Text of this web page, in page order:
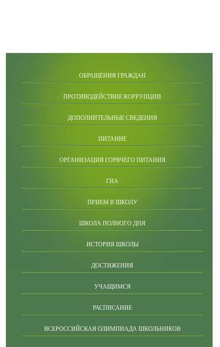
ОБРАЩЕНИЯ ГРАЖДАН
ПРОТИВОДЕЙСТВИЕ КОРРУПЦИИ
ДОПОЛНИТЕЛЬНЫЕ СВЕДЕНИЯ
ПИТАНИЕ
ОРГАНИЗАЦИЯ ГОРЯЧЕГО ПИТАНИЯ
ГИА
ПРИЕМ В ШКОЛУ
ШКОЛА ПОЛНОГО ДНЯ
ИСТОРИЯ ШКОЛЫ
ДОСТИЖЕНИЯ
УЧАЩИМСЯ
РАСПИСАНИЕ
ВСЕРОССИЙСКАЯ ОЛИМПИАДА ШКОЛЬНИКОВ